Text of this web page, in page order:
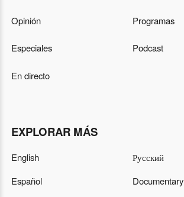
Opinión Programas
Especiales Podcast
En directo
EXPLORAR MÁS
English
Español
Русский
Documentary